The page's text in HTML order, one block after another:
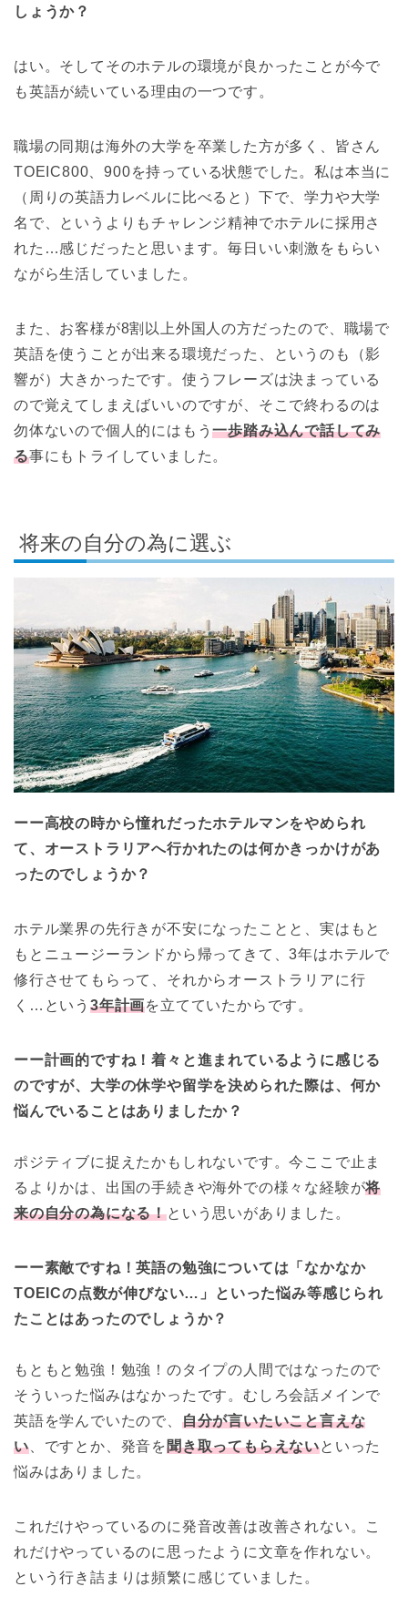
しょうか？
はい。そしてそのホテルの環境が良かったことが今で
も英語が続いている理由の一つです。
職場の同期は海外の大学を卒業した方が多く、皆さん
TOEIC800、900を持っている状態でした。私は本当に
（周りの英語力レベルに比べると）下で、学力や大学
名で、というよりもチャレンジ精神でホテルに採用さ
れた…感じだったと思います。毎日いい刺激をもらい
ながら生活していました。
また、お客様が8割以上外国人の方だったので、職場で
英語を使うことが出来る環境だった、というのも（影
響が）大きかったです。使うフレーズは決まっている
ので覚えてしまえばいいのですが、そこで終わるのは
勿体ないので個人的にはもう一歩踏み込んで話してみ
る事にもトライしていました。
将来の自分の為に選ぶ
ーー高校の時から憧れだったホテルマンをやめられ
て、オーストラリアへ行かれたのは何かきっかけがあ
ったのでしょうか？
ホテル業界の先行きが不安になったことと、実はもと
もとニュージーランドから帰ってきて、3年はホテルで
修行させてもらって、それからオーストラリアに行
く…という 3年計画を立てていたからです。
ーー計画的ですね！着々と進まれているように感じる
のですが、大学の休学や留学を決められた際は、何か
悩んでいることはありましたか？
ポジティブに捉えたかもしれないです。今ここで止ま
るよりかは、出国の手続きや海外での様々な経験が将
来の自分の為になる！という思いがありました。
ーー素敵ですね！英語の勉強については「なかなか
TOEICの点数が伸びない…」といった悩み等感じられ
たことはあったのでしょうか？
もともと勉強！勉強！のタイプの人間ではなったので
そういった悩みはなかったです。むしろ会話メインで
英語を学んでいたので、 自分が言いたいこと言えな
い、ですとか、発音を聞き取ってもらえないといった
悩みはありました。
これだけやっているのに発音改善は改善されない。こ
れだけやっているのに思ったように文章を作れない。
という行き詰まりは頻繁に感じていました。